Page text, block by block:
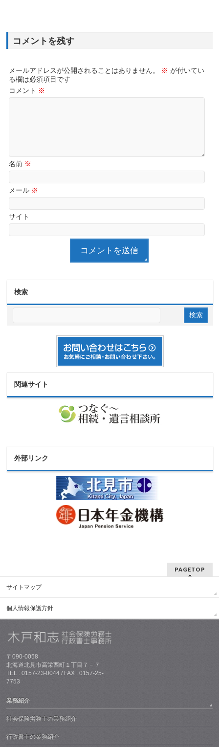
コメントを残す
メールアドレスが公開されることはありません。 ※ が付いてい
る欄は必須項目です
コメント ※
名前 ※
メール ※
サイト
検索
関連サイト
外部リンク
PAGETOP
サイトマップ
個人情報保護方針
〒090-0058
北海道北見市高栄西町１丁目７－７
TEL : 0157-23-0044 / FAX : 0157-25-
7753
業務紹介
社会保険労務士の業務紹介
行政書士の業務紹介